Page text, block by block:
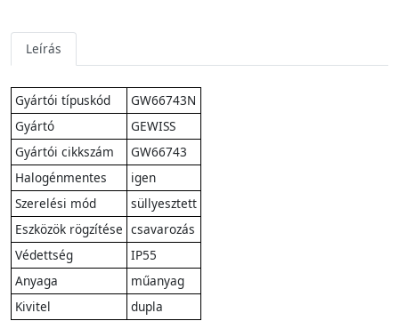
Leírás
Gyártói típuskód
GW66743N
Gyártó
GEWISS
Gyártói cikkszám
GW66743
Halogénmentes
igen
Szerelési mód
süllyesztett
Eszközök rögzítése csavarozás
Védettség
IP55
Anyaga
műanyag
Kivitel
dupla